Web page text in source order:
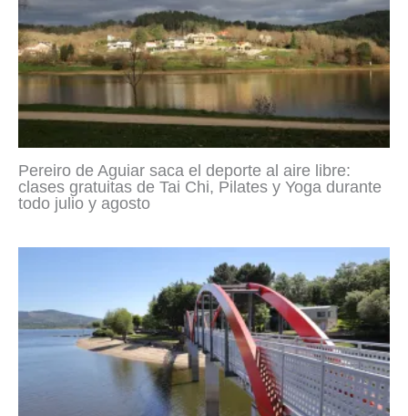
Pereiro de Aguiar saca el deporte al aire libre:
clases gratuitas de Tai Chi, Pilates y Yoga durante
todo julio y agosto